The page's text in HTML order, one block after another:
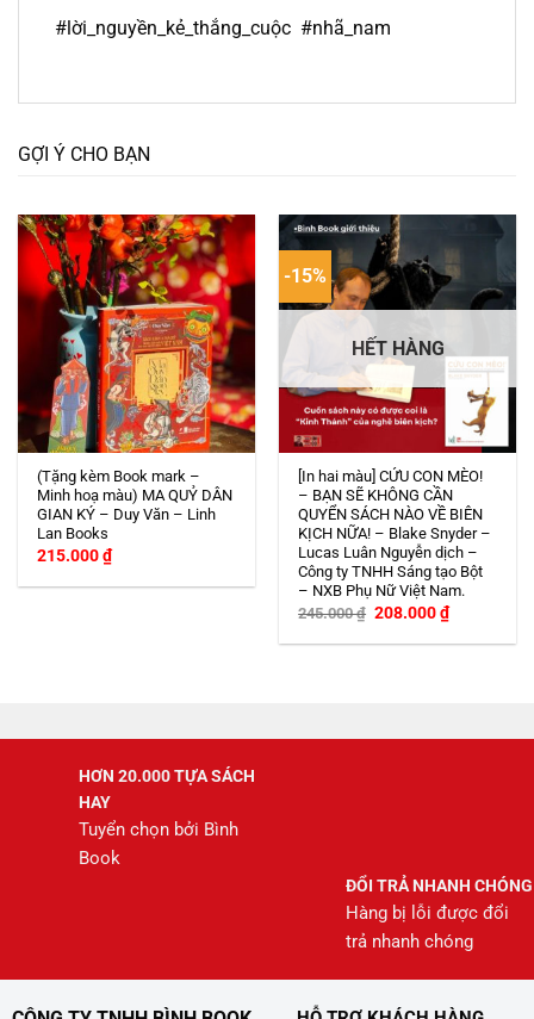
#lời_nguyền_kẻ_thắng_cuộc #nhã_nam
GỢI Ý CHO BẠN
(Tặng kèm Book mark –
Minh hoạ màu) MA QUỶ DÂN
GIAN KÝ – Duy Văn – Linh
Lan Books
215.000₫
-15%
HẾT HÀNG
[In hai màu] CỨU CON MÈO!
– BẠN SẼ KHÔNG CẦN
QUYỂN SÁCH NÀO VỀ BIÊN
KỊCH NỮA! – Blake Snyder –
Lucas Luân Nguyễn dịch –
Công ty TNHH Sáng tạo Bột
– NXB Phụ Nữ Việt Nam.
245.000₫ Giá
là:
208.000₫Giá
hiện
tại
HƠN 20.000 TỰA SÁCH
HAY
Tuyển chọn bởi Bình
Book
ĐỔI TRẢ NHANH CHÓNG
Hàng bị lỗi được đổi
trả nhanh chóng